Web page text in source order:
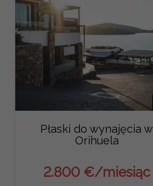
Płaski do wynajęcia w
Orihuela
2.800 €/miesiąc